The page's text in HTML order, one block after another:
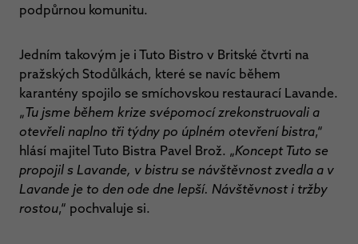
podpůrnou komunitu.
Jedním takovým je i Tuto Bistro v Britské čtvrti na
pražských Stodůlkách, které se navíc během
karantény spojilo se smíchovskou restaurací Lavande.
„Tu jsme během krize svépomocí zrekonstruovali a
otevřeli naplno tři týdny po úplném otevření bistra,“
hlásí majitel Tuto Bistra Pavel Brož. „Koncept Tuto se
propojil s Lavande, v bistru se návštěvnost zvedla a v
Lavande je to den ode dne lepší. Návštěvnost i tržby
rostou,“ pochvaluje si.